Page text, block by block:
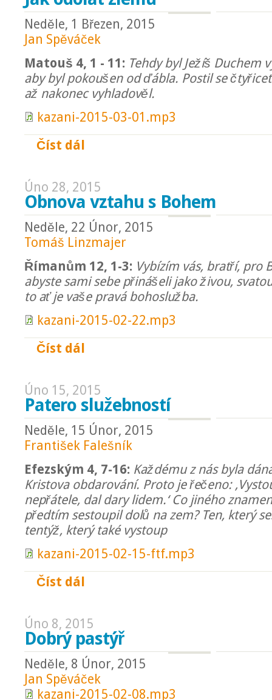
Neděle, 1 Březen, 2015
Jan Spěváček
Matouš 4, 1 - 11: Tehdy byl Ježíš Duchem
aby byl pokoušen od ďábla. Postil se
až nakonec vyhladověl.
kazani-2015-03-01.mp3
Číst dál
Úno 28, 2015
Obnova vztahu s Bohem
Neděle, 22 Únor, 2015
Tomáš Linzmajer
Římanům 12, 1-3: Vybízím vás, bratří, pro
abyste sami sebe přinášeli jako živou,
to ať je vaše pravá bohoslužba.
kazani-2015-02-22.mp3
Číst dál
Úno 15, 2015
Patero služebností
Neděle, 15 Únor, 2015
František Falešník
Efezským 4, 7-16: Každému z nás byla
Kristova obdarování. Proto je řečeno:
nepřátele, dal dary lidem.‘ Co jiného
předtím sestoupil dolů na zem? Ten, který
tentýž, který také vystoup
kazani-2015-02-15-ftf.mp3
Číst dál
Úno 8, 2015
Dobrý pastýř
Neděle, 8 Únor, 2015
Jan Spěváček
kazani-2015-02-08.mp3